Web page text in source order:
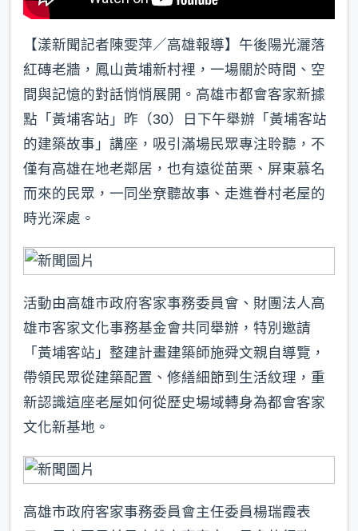
【漾新聞記者陳雯萍／高雄報導】午後陽光灑落
紅磚老牆，鳳山黃埔新村裡，一場關於時間、空
間與記憶的對話悄悄展開。高雄市都會客家新據
點「黃埔客站」昨（30）日下午舉辦「黃埔客站
的建築故事」講座，吸引滿場民眾專注聆聽，不
僅有高雄在地老鄰居，也有遠從苗栗、屏東慕名
而來的民眾，一同坐尞聽故事、走進眷村老屋的
時光深處。
活動由高雄市政府客家事務委員會、財團法人高
雄市客家文化事務基金會共同舉辦，特別邀請
「黃埔客站」整建計畫建築師施舜文親自導覽，
帶領民眾從建築配置、修繕細節到生活紋理，重
新認識這座老屋如何從歷史場域轉身為都會客家
文化新基地。
高雄市政府客家事務委員會主任委員楊瑞霞表